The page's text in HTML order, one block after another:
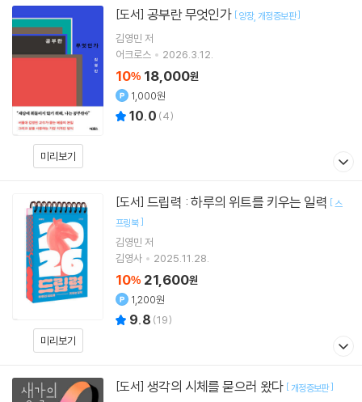
미리보기
[도서] 공부란 무엇인가 [양장 개정증보판]
김영민 저
어크로스
2026.3.12.
10% 18,000원
1,000원
10.0 (4)
미리보기
[도서] 드립력 : 하루의 위트를 키우는 일력 [스
프링북]
김영민 저
김영사
2025.11.28.
10% 21,600원
1,200원
9.8 (19)
[도서] 생각의 시체를 묻으러 왔다 [개정증보판]